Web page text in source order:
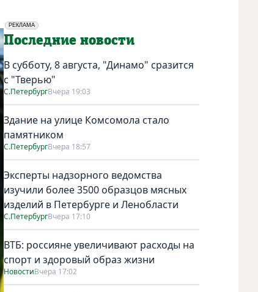
РЕКЛАМА
Социальная реклама
Последние новости
В субботу, 8 августа, "Динамо" сразится
с "Тверью"
С.ПетербургВчера 19:03
Здание на улице Комсомола стало
памятником
С.ПетербургВчера 18:57
Эксперты надзорного ведомства
изучили более 3500 образцов мясных
изделий в Петербурге и Ленобласти
С.ПетербургВчера 17:10
ВТБ: россияне увеличивают расходы на
спорт и здоровый образ жизни
НовостиВчера 17:02